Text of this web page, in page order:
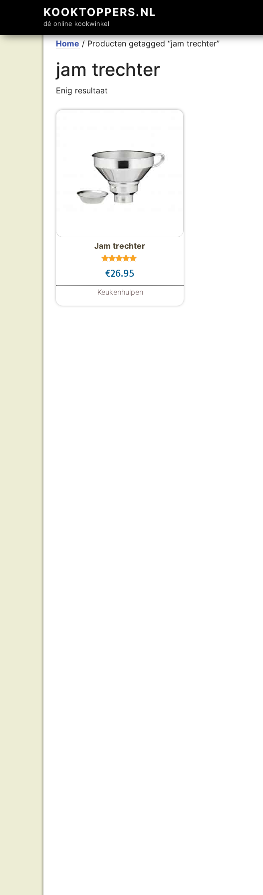
KOOKTOPPERS.NL
dé online kookwinkel
Home / Producten getagged “jam trechter”
jam trechter
Enig resultaat
Jam trechter
d
uit 5
€26.95
Keukenhulpen